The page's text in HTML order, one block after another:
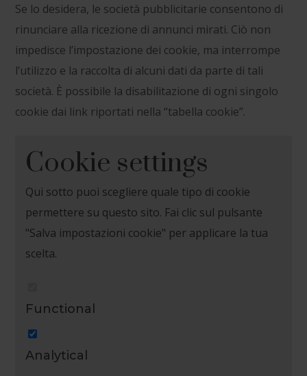
Se lo desidera, le società pubblicitarie consentono di
rinunciare alla ricezione di annunci mirati. Ciò non
impedisce l’impostazione dei cookie, ma interrompe
l’utilizzo e la raccolta di alcuni dati da parte di tali
società. È possibile la disabilitazione di ogni singolo
cookie dai link riportati nella “tabella cookie”.
Cookie settings
Qui sotto puoi scegliere quale tipo di cookie
permettere su questo sito. Fai clic sul pulsante
"Salva impostazioni cookie" per applicare la tua
scelta.
Functional
Analytical